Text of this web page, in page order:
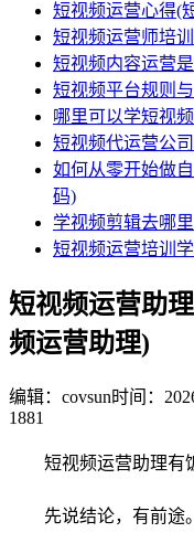
短视频运营心得(
短视频运营师培
短视频内容运营
短视频平台规则
哪里可以学短视
短视频代运营公
如何从零开始做
码)
学视频剪辑去哪
短视频运营培训
短视频运营助
频运营助理)
编辑：covsun时间：
1881
短视频运营助理有
先说结论，有前途